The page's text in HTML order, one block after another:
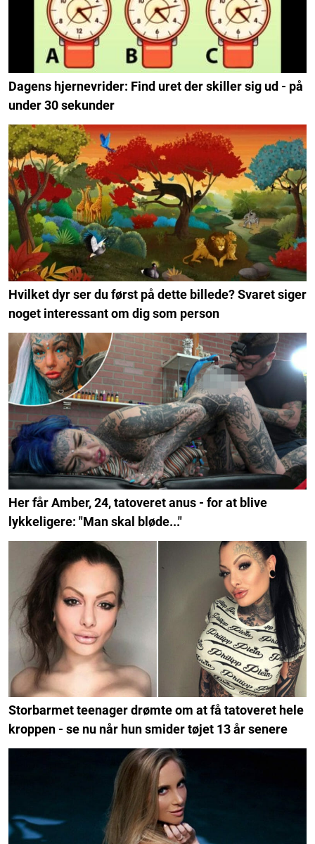
Dagens hjernevrider: Find uret der skiller sig ud - på
under 30 sekunder
Hvilket dyr ser du først på dette billede? Svaret siger
noget interessant om dig som person
Her får Amber, 24, tatoveret anus - for at blive
lykkeligere: "Man skal bløde..."
Storbarmet teenager drømte om at få tatoveret hele
kroppen - se nu når hun smider tøjet 13 år senere